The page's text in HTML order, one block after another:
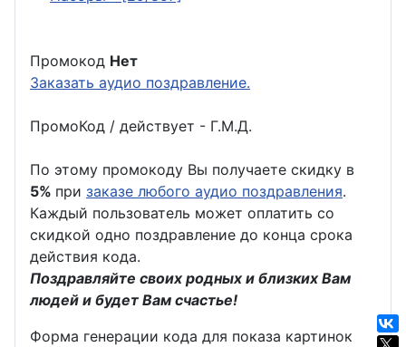
Промокод Нет
Заказать аудио поздравление.
ПромоКод / действует - Г.М.Д.
По этому промокоду Вы получаете скидку в
5% при заказе любого аудио поздравления.
Каждый пользователь может оплатить со
скидкой одно поздравление до конца срока
действия кода.
Поздравляйте своих родных и близких Вам
людей и будет Вам счастье!
Форма генерации кода для показа картинок